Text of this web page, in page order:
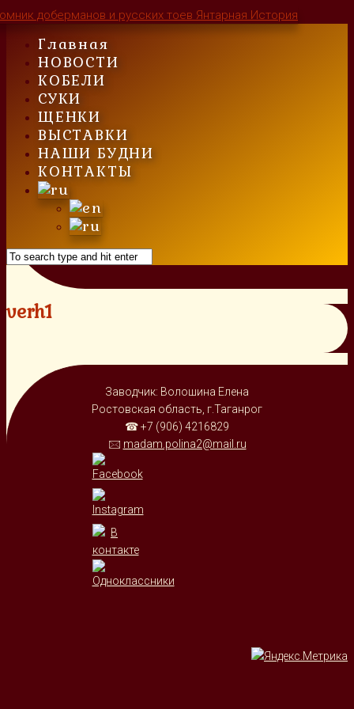
Skip
contentГлавная
НОВОСТИ
КОБЕЛИ
СУКИ
ЩЕНКИ
ВЫСТАВКИ
НАШИ БУДНИ
КОНТАКТЫ
verh1
Заводчик: Волошина Елена
Ростовская область, г.Таганрог
☎ +7 (906) 4216829
🖂 madam.polina2@mail.ru